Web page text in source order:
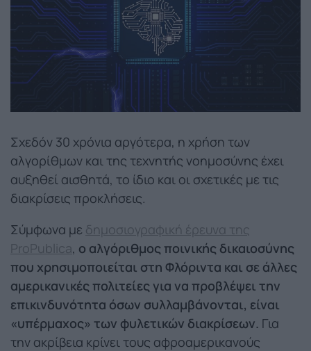
Σχεδόν 30 χρόνια αργότερα, η χρήση των
αλγορίθμων και της τεχνητής νοημοσύνης έχει
αυξηθεί αισθητά, το ίδιο και οι σχετικές με τις
διακρίσεις προκλήσεις.
Σύμφωνα με δημοσιογραφική έρευνα της
ProPublica, ο αλγόριθμος ποινικής δικαιοσύνης
που χρησιμοποιείται στη Φλόριντα και σε άλλες
αμερικανικές πολιτείες για να προβλέψει την
επικινδυνότητα όσων συλλαμβάνονται, είναι
«υπέρμαχος» των φυλετικών διακρίσεων. Για
την ακρίβεια κρίνει τους αφροαμερικανούς